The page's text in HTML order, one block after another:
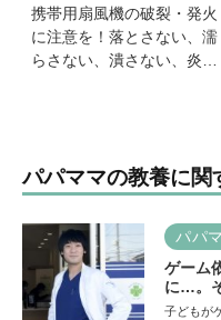
携帯用扇風機の破裂・発火
に注意を！落とさない、濡
らさない、潰さない、炎天
パパママの教養に関
パパ
ゲーム
に…。
師が断
子どもが